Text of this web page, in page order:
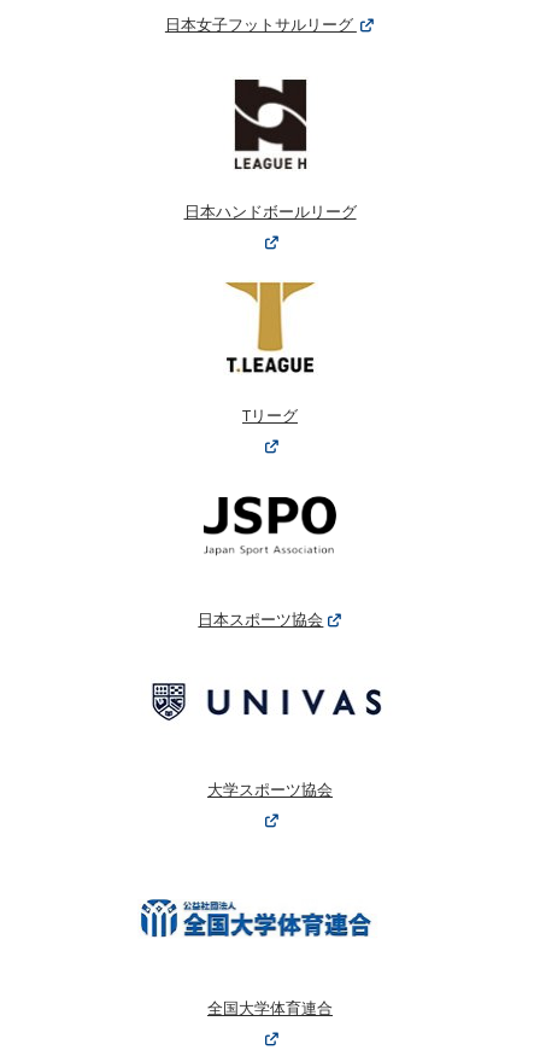
日本女子フットサルリーグ
日本ハンドボールリーグ
Tリーグ
日本スポーツ協会
大学スポーツ協会
全国大学体育連合